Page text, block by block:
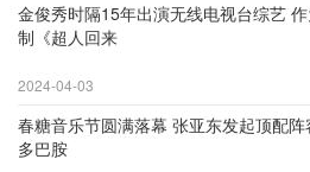
金俊秀时隔15年出演无线电视台综艺
制《超人回来
2024-04-03
春糖音乐节圆满落幕 张亚东发起顶配阵
多巴胺